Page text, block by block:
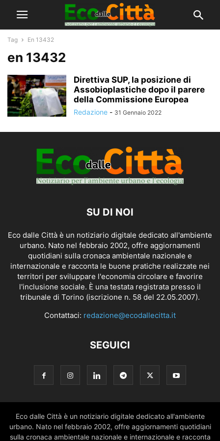
Tag En 13432
en 13432
Direttiva SUP, la posizione di
Assobioplastiche dopo il parere
della Commissione Europea
Redazione - 31 Gennaio 2022
SU DI NOI
Eco dalle Città è un notiziario digitale dedicato all'ambiente
urbano. Nato nel febbraio 2002, offre aggiornamenti
quotidiani sulla cronaca ambientale nazionale e
internazionale e racconta le buone pratiche realizzate nei
territori per sviluppare l'economia circolare e favorire
l'inclusione sociale. È una testata registrata presso il
tribunale di Torino (iscrizione n. 58 del 22.05.2007).
Contattaci: redazione@ecodallecitta.it
SEGUICI
Eco dalle Città è un notiziario digitale dedicato all'ambiente
urbano. Nato nel febbraio 2002, offre aggiornamenti quotidiani
sulla cronaca ambientale nazionale e internazionale e racconta